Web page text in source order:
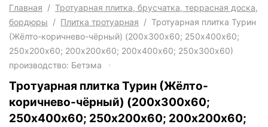
Главная / Тротуарная плитка, брусчатка, террасная доска,
бордюры / Плитка тротуарная / Тротуарная плитка Турин
(Жёлто-коричнево-чёрный) (200х300х60; 250х400х60;
250х200х60; 200х200х60; 200х400х60; 250х300х60)
производство: Бетэма
Тротуарная плитка Турин (Жёлто-
коричнево-чёрный) (200х300х60;
250х400х60; 250х200х60; 200х200х60;